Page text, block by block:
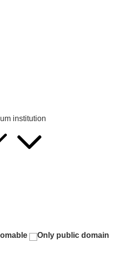
institution
Only public domain